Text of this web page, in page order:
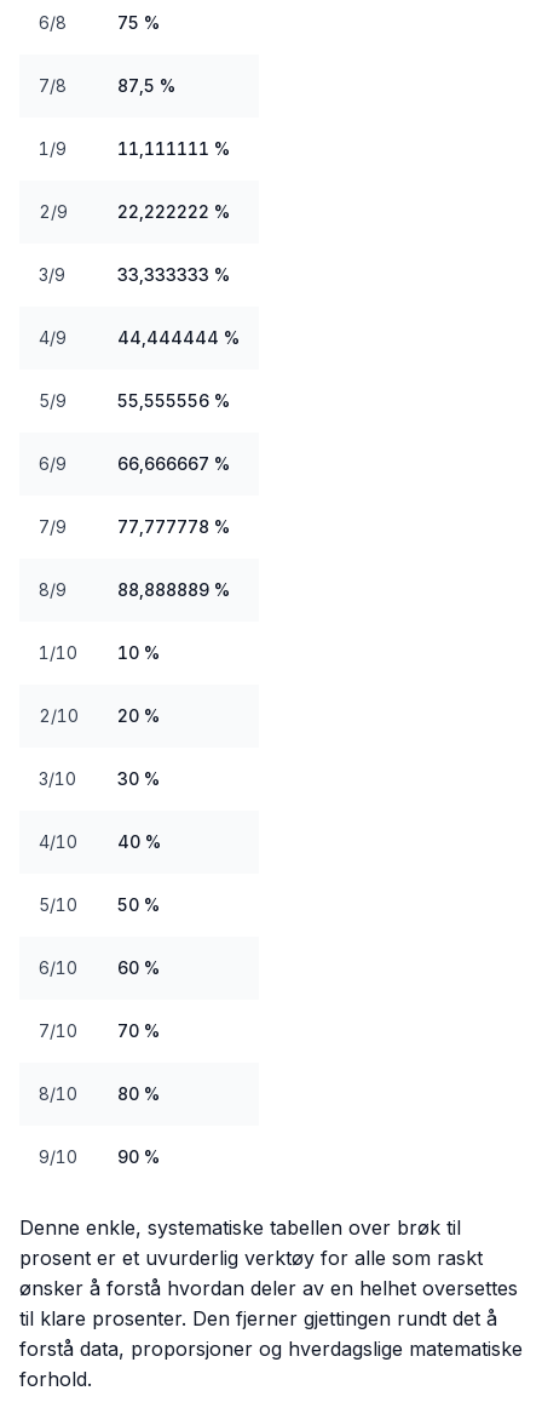
6/8 75 %
7/8 87,5 %
1/9 11,111111 %
2/9 22,222222 %
3/9 33,333333 %
4/9 44,444444 %
5/9 55,555556 %
6/9 66,666667 %
7/9 77,777778 %
8/9 88,888889 %
1/10 10 %
2/10 20 %
3/10 30 %
4/10 40 %
5/10 50 %
6/10 60 %
7/10 70 %
8/10 80 %
9/10 90 %
Denne enkle, systematiske tabellen over brøk til
prosent er et uvurderlig verktøy for alle som raskt
ønsker å forstå hvordan deler av en helhet oversettes
til klare prosenter. Den fjerner gjettingen rundt det å
forstå data, proporsjoner og hverdagslige matematiske
forhold.